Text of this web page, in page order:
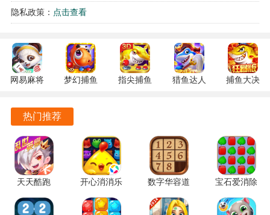
进行缩放与镜像翻转操作
彩画面输出的抑制噪点产生
游戏优势
40%处理器占用率
自适应码率调节根据网络状况动态调整压缩比，在2M带宽下
仍可保持25帧流畅传输
设备兼容列表覆盖近五年主流摄像头型号，即插即用无需手
动安装驱动程序
隐私政策： 点击查看
网易麻将
官方版
梦幻捕鱼
卓正版
指尖捕鱼
猎鱼达人
捕鱼大决
热门推荐
天天酷跑
1.0.139.0
手机版
开心消消乐
1.159 手机
版
数字华容道
2.15 手机
版
宝石爱消除
1.0.5 手机
版